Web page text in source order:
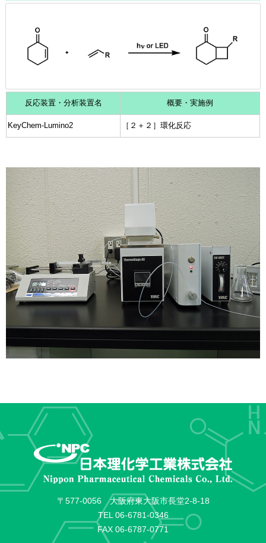
反応装置・分析装置名 概要・実施例
KeyChem-Lumino2 ［２＋２］環化反応
〒577-0056 大阪府東大阪市長堂2-8-18
TEL 06-6781-0346
FAX 06-6787-0771